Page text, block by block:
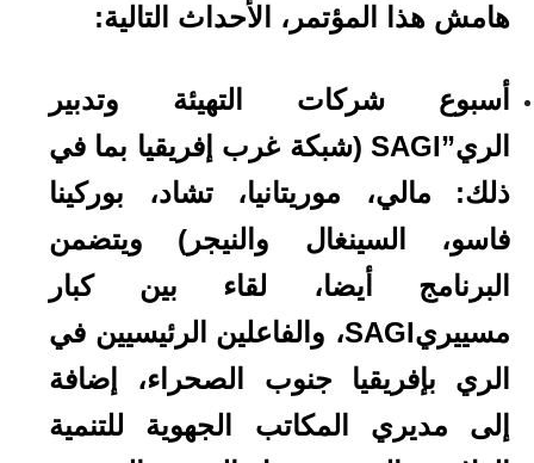
هامش هذا المؤتمر، الأحداث التالية:
أسبوع شركات التهيئة وتدبير
الري”SAGI (شبكة غرب إفريقيا بما في
ذلك: مالي، موريتانيا، تشاد، بوركينا
فاسو، السينغال والنيجر) ويتضمن
البرنامج أيضا، لقاء بين كبار
مسييريSAGI، والفاعلين الرئيسيين في
الري بإفريقيا جنوب الصحراء، إضافة
إلى مديري المكاتب الجهوية للتنمية